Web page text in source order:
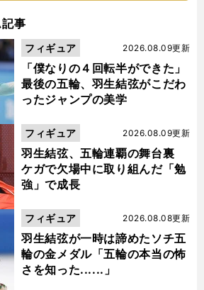
事
「僕なりの４回転半ができた」
最後の五輪、羽生結弦がこだわ
ったジャンプの美学
2026.08.09更新
フィギュア
羽生結弦、五輪連覇の舞台裏
ケガで欠場中に取り組んだ「勉
強」で成長
2026.08.09更新
フィギュア
羽生結弦が一時は諦めたソチ五
輪の金メダル「五輪の本当の怖
さを知った......」
2026.08.08更新
フィギュア